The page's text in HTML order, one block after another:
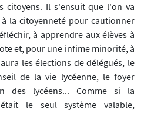
citoyens. Il s'ensuit que l'on va
la citoyenneté pour cautionner
à apprendre aux élèves à
et, pour une infime minorité, à
les élections de délégués, le
de la vie lycéenne, le foyer
des lycéens... Comme si la
le seul système valable,